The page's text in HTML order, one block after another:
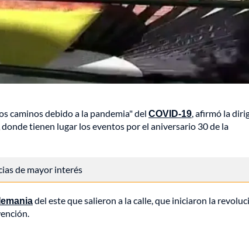
caminos debido a la pandemia" del COVID-19, afirmó la
tienen lugar los eventos por el aniversario 30 de la
de mayor interés
del este que salieron a la calle, que iniciaron la